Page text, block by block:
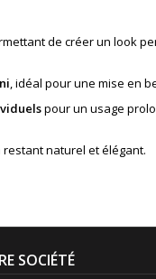
de créer un look
, idéal pour une mise en
pour un usage
restant naturel et élégant.
SOCIÉTÉ